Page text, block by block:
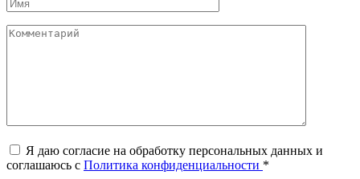
Я даю согласие на обработку персональных данных и
соглашаюсь c Политика конфиденциальности *